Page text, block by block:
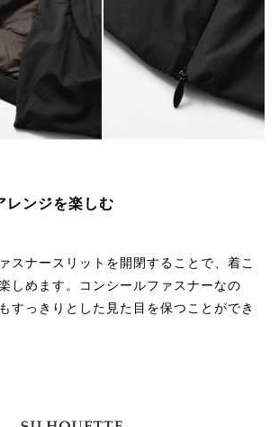
レンジを楽しむ
スナースリットを開閉することで、着こ
しめます。コンシールファスナーなの
すっきりとした見た目を保つことができ